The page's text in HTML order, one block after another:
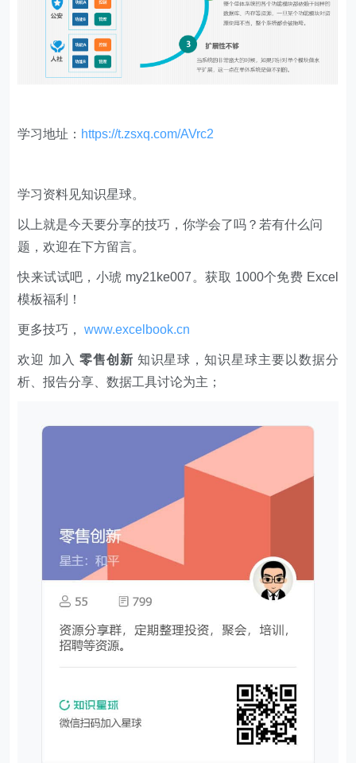
学习地址： https://t.zsxq.com/AVrc2
学习资料见知识星球。
以上就是今天要分享的技巧，你学会了吗？若有什么问
题，欢迎在下方留言。
快来试试吧，小琥 my21ke007。获取 1000个免费 Excel
模板福利​​​​！
更多技巧，www.excelbook.cn
欢迎 加入 零售创新 知识星球，知识星球主要以数据分
析、报告分享、数据工具讨论为主；